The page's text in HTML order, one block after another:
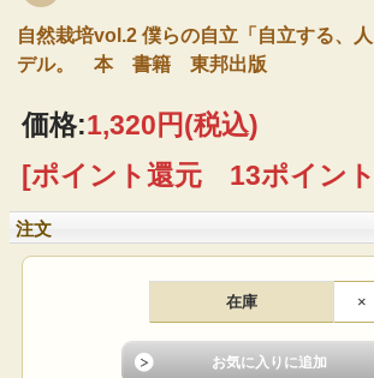
自然栽培vol.2 僕らの自立「自立する、
デル。 本 書籍 東邦出版
価格:1,320円(税込)
[ポイント還元 13ポイン
注文
在庫 ×